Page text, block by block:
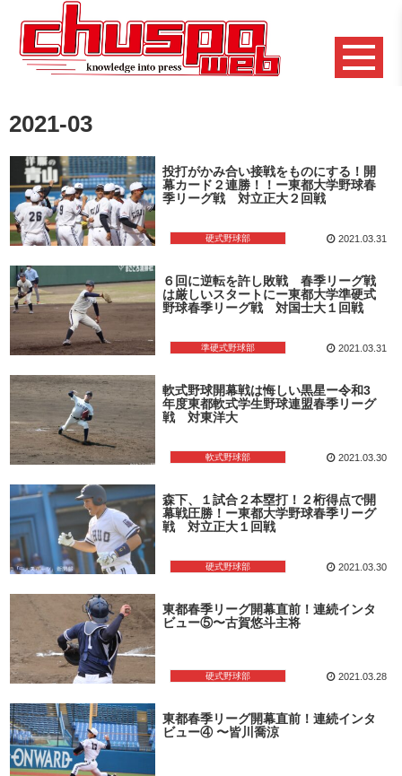
2021-03
硬式野球部
投打がかみ合い接戦をものにする！開
幕カード２連勝！！ー東都大学野球春
季リーグ戦 対立正大２回戦
2021.03.31
準硬式野球部
６回に逆転を許し敗戦 春季リーグ戦
は厳しいスタートにー東都大学準硬式
野球春季リーグ戦 対国士大１回戦
2021.03.31
軟式野球部
軟式野球開幕戦は悔しい黒星ー令和3
年度東都軟式学生野球連盟春季リーグ
戦 対東洋大
2021.03.30
硬式野球部
森下、１試合２本塁打！２桁得点で開
幕戦圧勝！ー東都大学野球春季リーグ
戦 対立正大１回戦
2021.03.30
硬式野球部
東都春季リーグ開幕直前！連続インタ
ビュー⑤〜古賀悠斗主将
2021.03.28
東都春季リーグ開幕直前！連続インタ
ビュー④ 〜皆川喬涼